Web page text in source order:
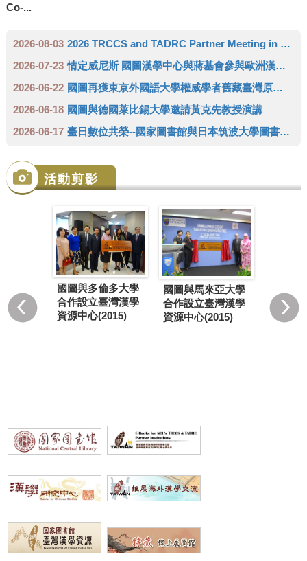
Co-...
2026-08-03 2026 TRCCS and TADRC Partner Meeting in Europe
2026-07-23 情定威尼斯 國圖漢學中心與蔣基會參與歐洲漢學學會雙年會 推廣臺灣人文領域研究成果
2026-06-22 國圖再獲東京外國語大學權威學者舊藏臺灣原住民史料 達成徵集三代傳承日本學者完整拼圖
2026-06-18 國圖與德國萊比錫大學邀請黃克先教授演講
2026-06-17 臺日數位共榮--國家圖書館與日本筑波大學圖書館攜手成立「臺灣學術數位資源中心」(TADRC)
活動剪影
臺灣
國圖與多倫多大學
合作設立臺灣漢學
資源中心(2015)
國圖與馬來亞大學
合作設立臺灣漢學
資源中心(2015)
學合作
學資源
署...